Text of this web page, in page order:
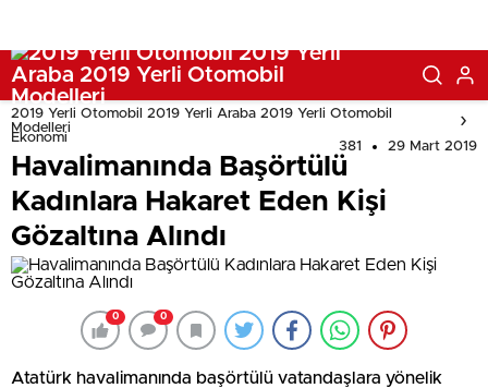
2019 Yerli Otomobil 2019 Yerli Araba 2019 Yerli Otomobil
Modelleri
Ekonomi
381 29 Mart 2019
Havalimanında Başörtülü
Kadınlara Hakaret Eden Kişi
Gözaltına Alındı
0 0
Atatürk havalimanında başörtülü vatandaşlara yönelik